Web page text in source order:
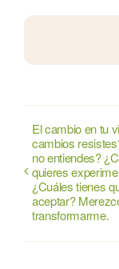
El cambio en tu
cambios
no entiendes?
quieres
¿Cuáles tienes
aceptar?
transformarme.